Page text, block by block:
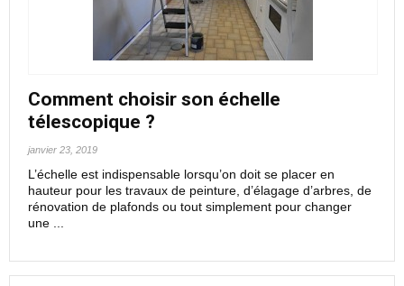
Comment choisir son échelle
télescopique ?
janvier 23, 2019
L’échelle est indispensable lorsqu’on doit se placer en
hauteur pour les travaux de peinture, d’élagage d’arbres, de
rénovation de plafonds ou tout simplement pour changer
une ...